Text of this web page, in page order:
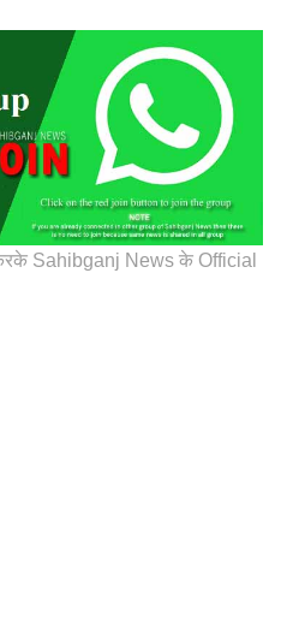
Sahibganj News के Official